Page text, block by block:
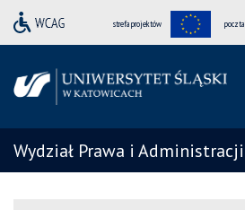
strefa projektów poczta
Wydział Prawa i Administracji